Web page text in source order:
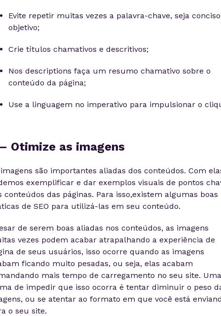
Evite repetir muitas vezes a palavra-chave, seja
objetivo;
Crie títulos chamativos e descritivos;
Nos descriptions faça um resumo chamativo sobre o
conteúdo da página;
Use a linguagem no imperativo para impulsionar o
Otimize as imagens
são importantes aliadas dos conteúdos. Com
exemplificar e dar exemplos visuais de pontos
conteúdos das páginas. Para isso,existem algumas boas
de SEO para utilizá-las em seu conteúdo.
de serem boas aliadas nos conteúdos, as imagens
vezes podem acabar atrapalhando a experiência de
de seus usuários, isso ocorre quando as imagens
ficando muito pesadas, ou seja, elas acabam
mais tempo de carregamento no seu site. Uma
de impedir que isso ocorra é tentar diminuir o peso
ou se atentar ao formato em que você está
o seu site.